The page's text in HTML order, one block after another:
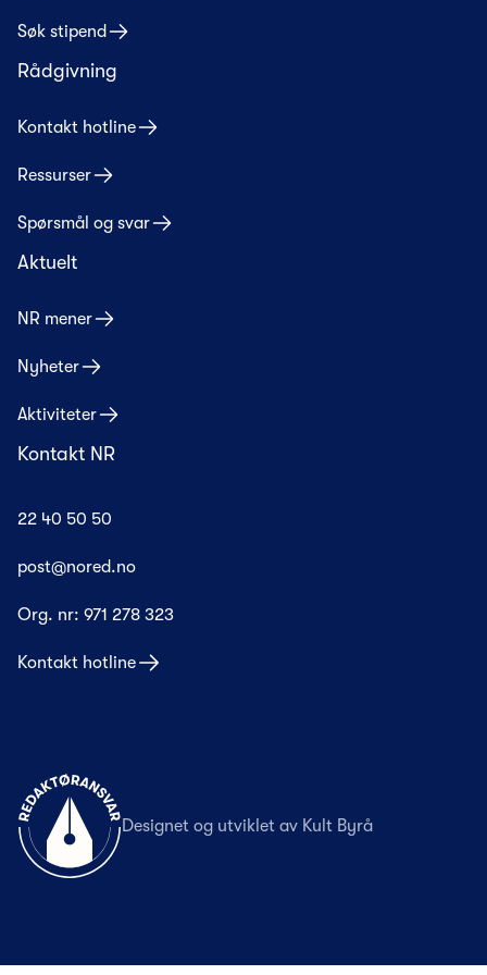
Søk stipend
Rådgivning
Kontakt hotline
Ressurser
Spørsmål og svar
Aktuelt
NR mener
Nyheter
Aktiviteter
Kontakt NR
22 40 50 50
post@nored.no
Org. nr: 971 278 323
Kontakt hotline
Til forsiden
Designet og utviklet av Kult Byrå